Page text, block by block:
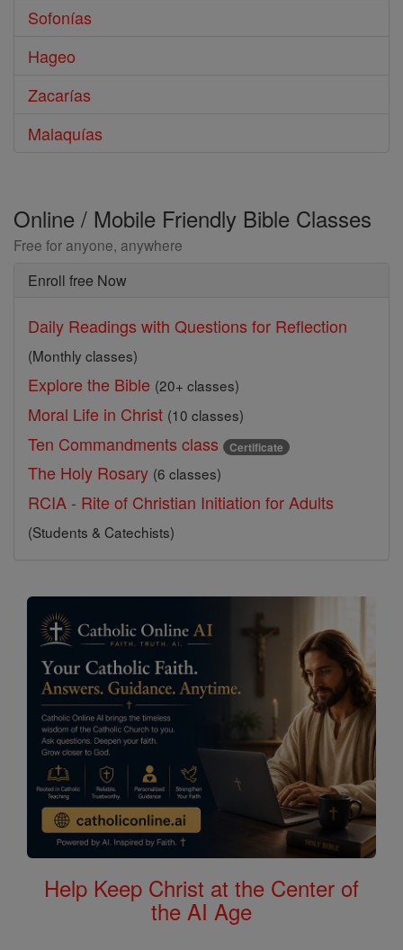
Sofonías
Hageo
Zacarías
Malaquías
Online / Mobile Friendly Bible Classes
Free for anyone, anywhere
Enroll free Now
Daily Readings with Questions for Reflection
(Monthly classes)
Explore the Bible (20+ classes)
Moral Life in Christ (10 classes)
Ten Commandments class Certificate
The Holy Rosary (6 classes)
RCIA - Rite of Christian Initiation for Adults
(Students & Catechists)
Help Keep Christ at the Center of
the AI Age